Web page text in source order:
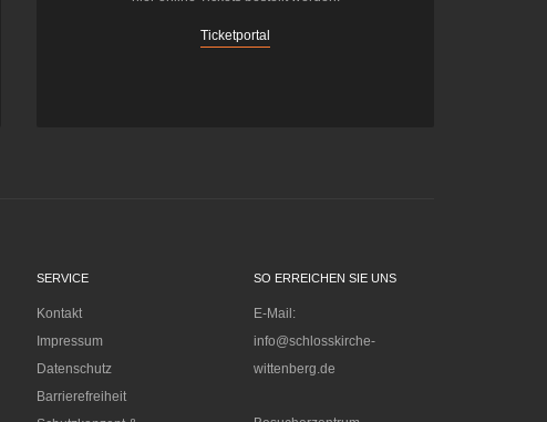
Ticketportal
SERVICE
Kontakt
Impressum
Datenschutz
Barrierefreiheit
SO ERREICHEN SIE UNS
E-Mail:
info@schlosskirche-
wittenberg.de